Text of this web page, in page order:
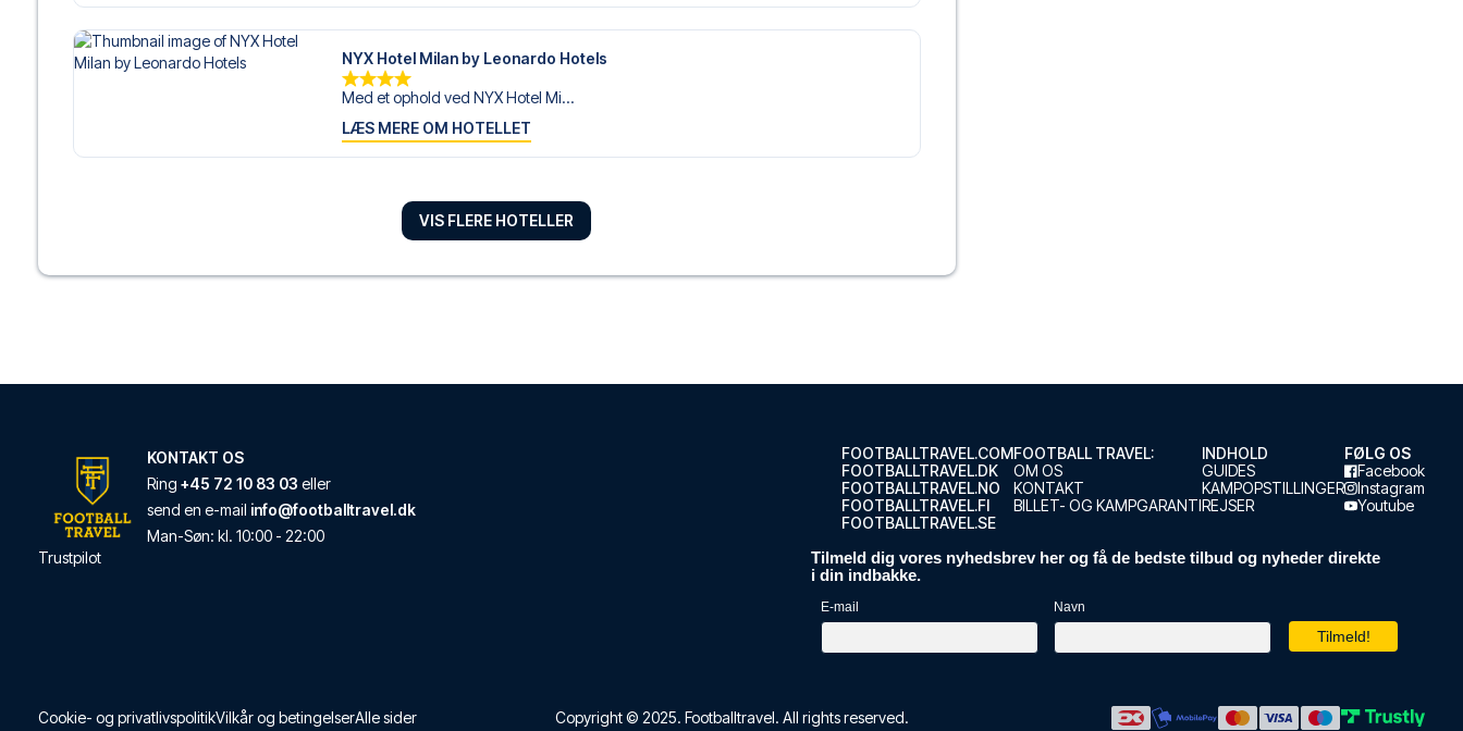
NYX Hotel Milan by Leonardo Hotels
Med et ophold ved NYX Hotel Mi...
LÆS MERE OM HOTELLET
Enterprise Hotel
LÆS MERE OM HOTELLET
Med et ophold ved Ostello Bell...
Med et ophold ved Babila Hoste...
VIS FLERE HOTELLER
KONTAKT OS
Ring +45 72 10 83 03 eller
send en e-mail info@footballtravel.dk
Man-Søn: kl. 10:00 - 22:00
Trustpilot
FOOTBALLTRAVEL.COM
FOOTBALLTRAVEL.DK
FOOTBALLTRAVEL.NO
FOOTBALLTRAVEL.FI
FOOTBALLTRAVEL.SE
FOOTBALL TRAVEL:
OM OS
KONTAKT
BILLET- OG KAMPGARANTI
INDHOLD
GUIDES
KAMPOPSTILLINGER
REJSER
FØLG OS
Facebook
Instagram
Youtube
Tilmeld dig vores nyhedsbrev her og få de bedste tilbud og nyheder direkte
i din indbakke.
E-mail Navn
Cookie- og privatlivspolitikVilkår og betingelserAlle sider Copyright © 2025. Footballtravel. All rights reserved.